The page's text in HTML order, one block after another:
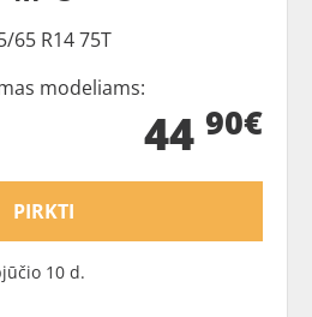
65 R14 75T
modeliams:
44 90€
PIRKTI
10 d.